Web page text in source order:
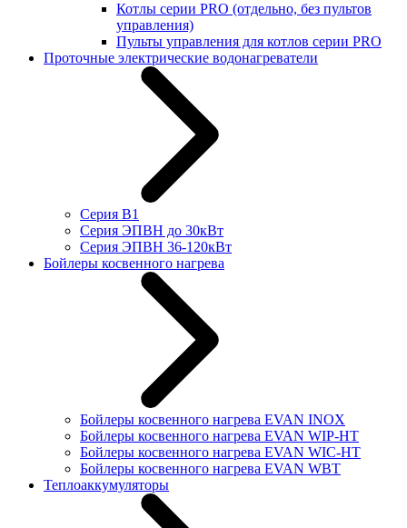
Котлы серии PRO (отдельно, без пультов
управления)
Пульты управления для котлов серии PRO
Проточные электрические водонагреватели
Серия В1
Серия ЭПВН до 30кВт
Серия ЭПВН 36-120кВт
Бойлеры косвенного нагрева
Бойлеры косвенного нагрева EVAN INOX
Бойлеры косвенного нагрева EVAN WIP-HT
Бойлеры косвенного нагрева EVAN WIC-HT
Бойлеры косвенного нагрева EVAN WBT
Теплоаккумуляторы